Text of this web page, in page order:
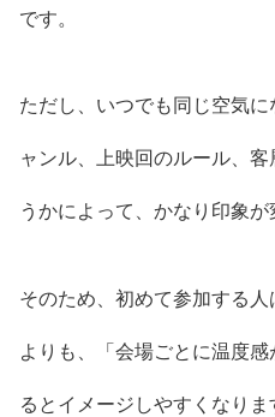
です。
ただし、いつでも同じ空気
ャンル、上映回のルール、
うかによって、かなり印象が
そのため、初めて参加する
よりも、「会場ごとに温度
るとイメージしやすくなりま